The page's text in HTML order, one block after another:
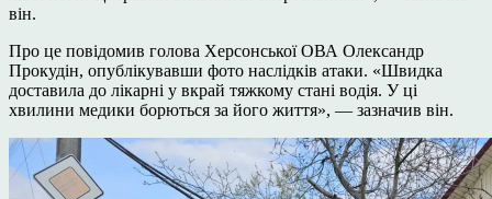
він.
Про це повідомив голова Херсонської ОВА Олександр
Прокудін, опублікувавши фото наслідків атаки. «Швидка
доставила до лікарні у вкрай тяжкому стані водія. У ці
хвилини медики борються за його життя», — зазначив він.